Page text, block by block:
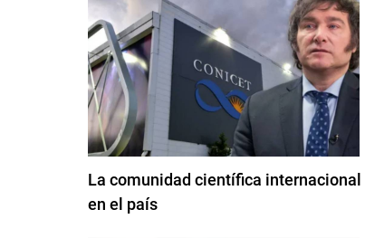
La comunidad científica
en el país